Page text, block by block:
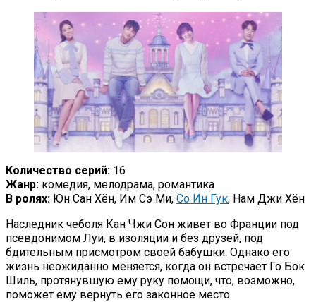
Количество серий: 16
Жанр: комедия, мелодрама, романтика
В ролях: Юн Сан Хён, Им Сэ Ми, Со Ин Гук, Нам Джи Хён
Наследник чеболя Кан Чжи Сон живет во Франции под
псевдонимом Луи, в изоляции и без друзей, под
бдительным присмотром своей бабушки. Однако его
жизнь неожиданно меняется, когда он встречает Го Бок
Шиль, протянувшую ему руку помощи, что, возможно,
поможет ему вернуть его законное место.